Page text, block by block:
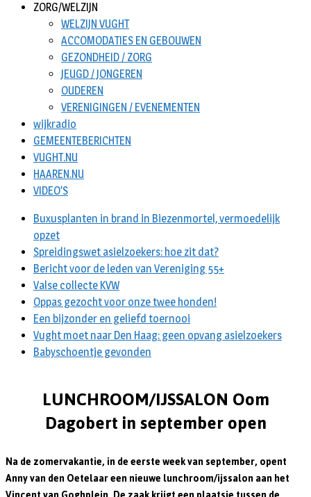
ZORG/WELZIJN
WELZIJN VUGHT
ACCOMODATIES EN GEBOUWEN
GEZONDHEID / ZORG
JEUGD / JONGEREN
OUDEREN
VERENIGINGEN / EVENEMENTEN
wijkradio
GEMEENTEBERICHTEN
VUGHT.NU
HAAREN.NU
VIDEO’S
Buxusplanten in brand in Biezenmortel, vermoedelijk
opzet
Spreidingswet asielzoekers: hoe zit dat?
Bericht voor de leden van Vereniging 55+
Valse collecte KVW
Oppas gezocht voor onze twee honden!
Een bijzonder en geliefd toernooi
Vught moet naar Den Haag: geen opvang asielzoekers
Babyschoentje gevonden
LUNCHROOM/IJSSALON Oom
Dagobert in september open
Na de zomervakantie, in de eerste week van september, opent
Anny van den Oetelaar een nieuwe lunchroom/ijssalon aan het